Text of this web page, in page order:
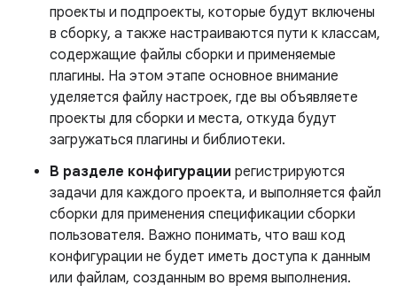
проекты и подпроекты, которые будут включены
в сборку, а также настраиваются пути к классам,
содержащие файлы сборки и применяемые
плагины. На этом этапе основное внимание
уделяется файлу настроек, где вы объявляете
проекты для сборки и места, откуда будут
загружаться плагины и библиотеки.
В разделе конфигурации регистрируются
задачи для каждого проекта, и выполняется файл
сборки для применения спецификации сборки
пользователя. Важно понимать, что ваш код
конфигурации не будет иметь доступа к данным
или файлам, созданным во время выполнения.